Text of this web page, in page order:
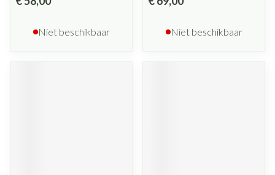
Niet beschikbaar Niet beschikbaar